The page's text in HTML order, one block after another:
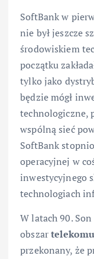
SoftBank w
nie był jeszcze
środowiskiem
początku
tylko jako
będzie mógł
technologiczne,
wspólną sieć
SoftBank
operacyjnej w
inwestycyjnego
technologiach
W latach 90.
obszar
przekonany, że